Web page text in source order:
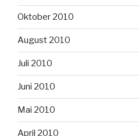
Oktober 2010
August 2010
Juli 2010
Juni 2010
Mai 2010
April 2010